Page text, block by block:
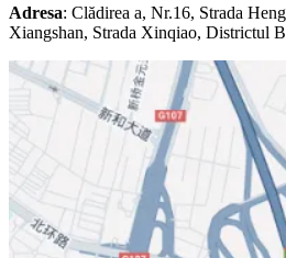
Adresa: Clădirea a, Nr.16, Strada
Xiangshan, Strada Xinqiao, Districtul